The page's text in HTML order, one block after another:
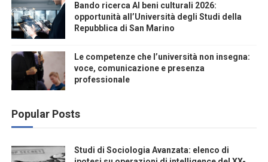
Bando ricerca AI beni culturali 2026:
opportunità all’Università degli Studi della
Repubblica di San Marino
Le competenze che l’università non insegna:
voce, comunicazione e presenza
professionale
Popular Posts
Studi di Sociologia Avanzata: elenco di